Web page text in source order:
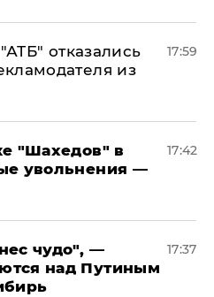
отказались
из
17:59
"Шахедов" в
увольнения —
17:42
чудо", —
над Путиным
17:37